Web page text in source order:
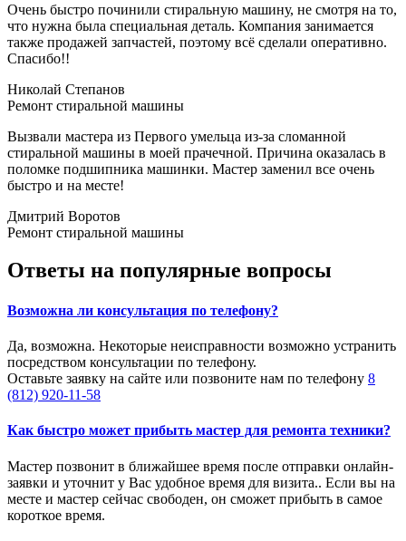
Очень быстро починили стиральную машину, не смотря на то,
что нужна была специальная деталь. Компания занимается
также продажей запчастей, поэтому всё сделали оперативно.
Спасибо!!
Николай Cтепанов
Ремонт стиральной машины
Вызвали мастера из Первого умельца из-за сломанной
стиральной машины в моей прачечной. Причина оказалась в
поломке подшипника машинки. Мастер заменил все очень
быстро и на месте!
Дмитрий Воротов
Ремонт стиральной машины
Ответы на популярные вопросы
Возможна ли консультация по телефону?
Да, возможна. Некоторые неисправности возможно устранить
посредством консультации по телефону.
Оставьте заявку на сайте или позвоните нам по телефону 8
(812) 920-11-58
Как быстро может прибыть мастер для ремонта техники?
Мастер позвонит в ближайшее время после отправки онлайн-
заявки и уточнит у Вас удобное время для визита.. Если вы на
месте и мастер сейчас свободен, он сможет прибыть в самое
короткое время.